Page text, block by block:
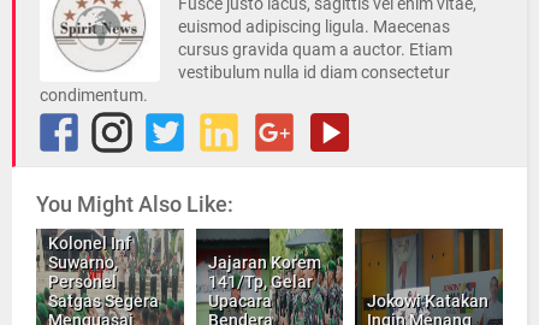
euismod adipiscing ligula. Maecenas
cursus gravida quam a auctor. Etiam
vestibulum nulla id diam consectetur
condimentum.
You Might Also Like:
Kolonel Inf
Suwarno,
Personel
Satgas Segera
Menguasai
Jajaran Korem
141/Tp, Gelar
Upacara
Bendera
Jokowi Katakan
Ingin Menang